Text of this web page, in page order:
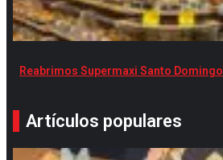
Reabrimos Supermaxi Santo Domingo
Artículos populares